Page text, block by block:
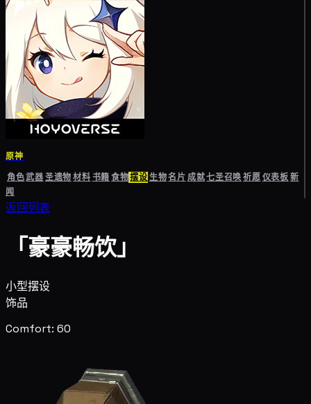
原神
角色武器圣遗物材料书籍食物摆设生物名片成就七圣召唤祈愿仪表板新
闻
返回列表
「豪豪畅饮」
小型摆设
饰品
Comfort: 60